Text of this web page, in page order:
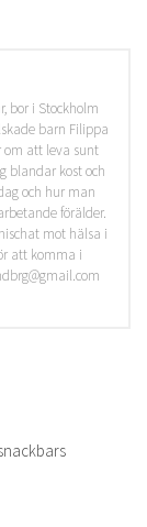
bor i Stockholm
barn Filippa
om att leva sunt
blandar kost och
och hur man
förälder.
mot hälsa i
att komma i